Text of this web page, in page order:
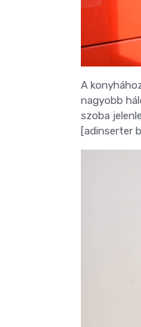
A
nagyobb
szoba
[adinserter